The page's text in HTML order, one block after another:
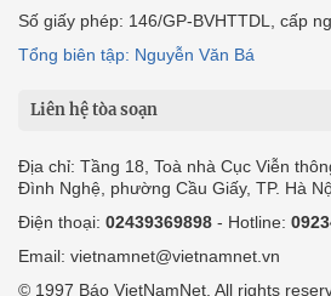
Số giấy phép: 146/GP-BVHTTDL, cấp
Tổng biên tập: Nguyễn Văn Bá
Liên hệ tòa soạn
Địa chỉ: Tầng 18, Toà nhà Cục Viễn
Đình Nghệ, phường Cầu Giấy, TP. Hà
Điện thoại: 02439369898 - Hotline:
Email: vietnamnet@vietnamnet.vn
© 1997 Báo VietNamNet. All rights